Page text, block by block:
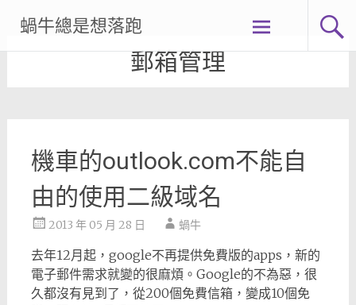
content
蝸牛總是想落跑
郵箱管理
機車的outlook.com不能自
由的使用二級域名
2013 年 05 月 28 日 蝸牛
去年12月起，google不再提供免費版的apps，新的
電子郵件需求就變的很麻煩。Google的不為惡，很
久都沒有見到了，從200個免費信箱，變成10個免